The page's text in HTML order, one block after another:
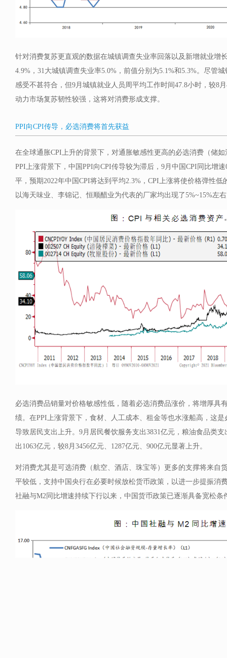
针对消费复苏更直观的数据在城镇调查失业率回落以及新增就业增
4.9%，31大城镇调查失业率5.0%，前值分别为5.1%和5.3%。尽管
感受不甚符合，但9月城镇就业人员周平均工作时间47.8小时，较8
动力市场复苏韧性较强，这将对消费形成支撑。
PPI向CPI传导，必选消费将首先获益
在全球通胀CPI上升的背景下，对通胀敏感性更高的必选消费（储
PPI上涨背景下，中国PPI向CPI传导较为滞后，9月中国CPI同比增
平，预期2022年中国CPI将达到平均2.3%，CPI上涨将使价格弹性
以海天味业、李锦记、恒顺醋业为代表的厂家均出现了5%~15%左
必选消费品销量对价格敏感性低，随着必选消费品涨价，将增厚具
绩。在PPI上涨背景下，食材、人工成本、租金等也水涨船高，这
导致居民支出上升。9月居民餐饮服务支出3831亿元，粮油食品类
出1063亿元，较8月3456亿元、1287亿元、900亿元显著上升。
对消费尤其是可选消费（航空、酒店、珠宝等）更多的支撑将来自
平较低，支持中国央行在必要时候放松货币政策，以进一步提振消
社融与M2同比增速持续下行以来，中国货币政策已逐渐具备宽松条